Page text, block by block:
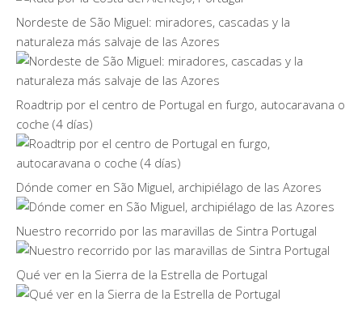
Nordeste de São Miguel: miradores, cascadas y la
naturaleza más salvaje de las Azores
Roadtrip por el centro de Portugal en furgo, autocaravana o
coche (4 días)
Dónde comer en São Miguel, archipiélago de las Azores
Nuestro recorrido por las maravillas de Sintra Portugal
Qué ver en la Sierra de la Estrella de Portugal